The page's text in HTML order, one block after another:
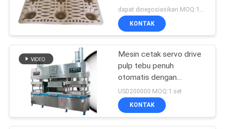
Mesin Karton Telur
Mesin kemasan pulp
KONTAK
Mesin cetak servo drive
pulp tebu penuh
otomatis dengan
kapasitas besar 6000pcs
/ h
USD200000 MOQ:1 set
KONTAK